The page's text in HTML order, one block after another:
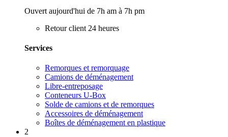
Ouvert aujourd'hui de 7h am à 7h pm
Retour client 24 heures
Services
Remorques et remorquage
Camions de déménagement
Libre-entreposage
Conteneurs U-Box
Solde de camions et de remorques
Accessoires de déménagement
Boîtes de déménagement en plastique
2